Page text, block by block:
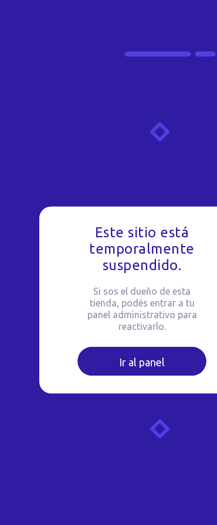
Este sitio está
temporalmente
suspendido.
Si sos el dueño de esta
tienda, podés entrar a tu
panel administrativo para
reactivarlo.
Ir al panel